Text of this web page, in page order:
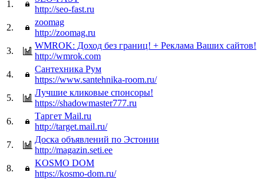
1.
http://seo-fast.ru
2.
zoomag
http://zoomag.ru
3.
WMROK: Доход без границ! + Реклама Ваших сайтов!
http://wmrok.com
4.
Сантехника Рум
https://www.santehnika-room.ru/
5.
Лучшие кликовые спонсоры!
https://shadowmaster777.ru
6.
Таргет Mail.ru
http://target.mail.ru/
7.
Доска объявлений по Эстонии
http://magazin.seti.ee
8.
KOSMO DOM
https://kosmo-dom.ru/